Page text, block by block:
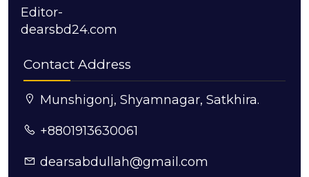
Editor-
dearsbd24.com
Contact Address
Munshigonj, Shyamnagar, Satkhira.
+8801913630061
dearsabdullah@gmail.com